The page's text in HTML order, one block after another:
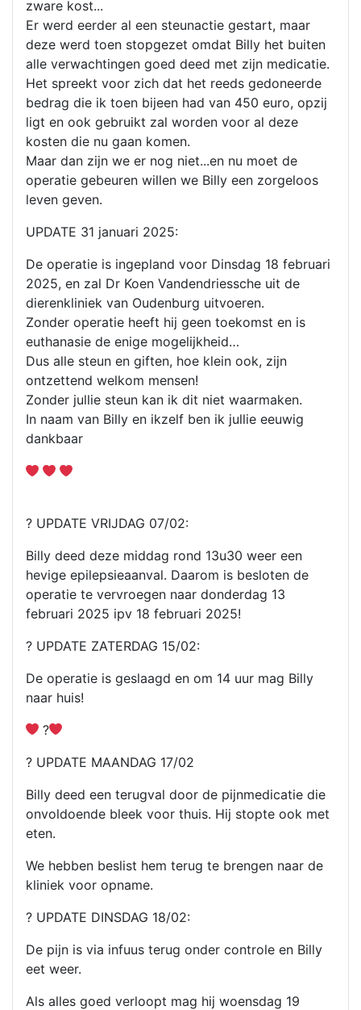
zware kost...
Er werd eerder al een steunactie gestart, maar
deze werd toen stopgezet omdat Billy het buiten
alle verwachtingen goed deed met zijn medicatie.
Het spreekt voor zich dat het reeds gedoneerde
bedrag die ik toen bijeen had van 450 euro, opzij
ligt en ook gebruikt zal worden voor al deze
kosten die nu gaan komen.
Maar dan zijn we er nog niet...en nu moet de
operatie gebeuren willen we Billy een zorgeloos
leven geven.
UPDATE 31 januari 2025:
De operatie is ingepland voor Dinsdag 18 februari
2025, en zal Dr Koen Vandendriessche uit de
dierenkliniek van Oudenburg uitvoeren.
Zonder operatie heeft hij geen toekomst en is
euthanasie de enige mogelijkheid…
Dus alle steun en giften, hoe klein ook, zijn
ontzettend welkom mensen!
Zonder jullie steun kan ik dit niet waarmaken.
In naam van Billy en ikzelf ben ik jullie eeuwig
dankbaar
? UPDATE VRIJDAG 07/02:
Billy deed deze middag rond 13u30 weer een
hevige epilepsieaanval. Daarom is besloten de
operatie te vervroegen naar donderdag 13
februari 2025 ipv 18 februari 2025!
? UPDATE ZATERDAG 15/02:
De operatie is geslaagd en om 14 uur mag Billy
naar huis!
?
? UPDATE MAANDAG 17/02
Billy deed een terugval door de pijnmedicatie die
onvoldoende bleek voor thuis. Hij stopte ook met
eten.
We hebben beslist hem terug te brengen naar de
kliniek voor opname.
? UPDATE DINSDAG 18/02:
De pijn is via infuus terug onder controle en Billy
eet weer.
Als alles goed verloopt mag hij woensdag 19